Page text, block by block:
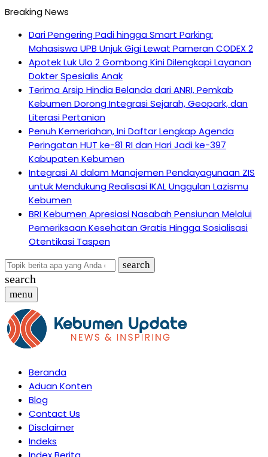
Breaking News
Dari Pengering Padi hingga Smart Parking:
Mahasiswa UPB Unjuk Gigi Lewat Pameran CODEX 2
Apotek Luk Ulo 2 Gombong Kini Dilengkapi Layanan
Dokter Spesialis Anak
Terima Arsip Hindia Belanda dari ANRI, Pemkab
Kebumen Dorong Integrasi Sejarah, Geopark, dan
Literasi Pertanian
Penuh Kemeriahan, Ini Daftar Lengkap Agenda
Peringatan HUT ke-81 RI dan Hari Jadi ke-397
Kabupaten Kebumen
Integrasi AI dalam Manajemen Pendayagunaan ZIS
untuk Mendukung Realisasi IKAL Unggulan Lazismu
Kebumen
BRI Kebumen Apresiasi Nasabah Pensiunan Melalui
Pemeriksaan Kesehatan Gratis Hingga Sosialisasi
Otentikasi Taspen
search
search
menu
Beranda
Aduan Konten
Blog
Contact Us
Disclaimer
Indeks